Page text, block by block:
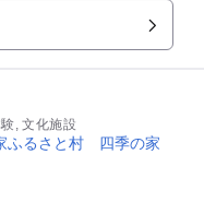
, 文化施設